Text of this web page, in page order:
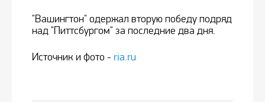
"Вашингтон" одержал вторую победу подряд
над "Питтсбургом" за последние два дня.
Источник и фото - ria.ru